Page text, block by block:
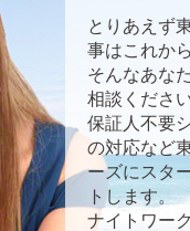
とりあえず
事はこれか
そんなあな
相談くださ
保証人不要
の対応など
ーズにスタ
トします。
ナイトワー